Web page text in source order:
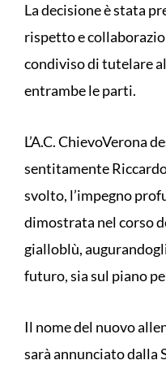
La decisione è stata
rispetto e
condiviso di tutelare
entrambe le parti.
L’A.C. ChievoVerona
sentitamente
svolto, l’impegno
dimostrata nel corso
gialloblù,
futuro, sia sul piano
Il nome del nuovo
sarà annunciato dalla